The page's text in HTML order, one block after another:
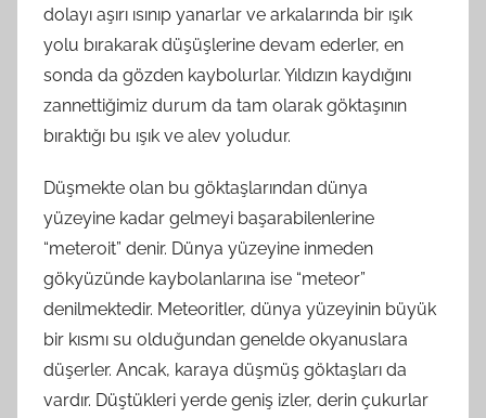
dolayı aşırı ısınıp yanarlar ve arkalarında bir ışık
yolu bırakarak düşüşlerine devam ederler, en
sonda da gözden kaybolurlar. Yıldızın kaydığını
zannettiğimiz durum da tam olarak göktaşının
bıraktığı bu ışık ve alev yoludur.
Düşmekte olan bu göktaşlarından dünya
yüzeyine kadar gelmeyi başarabilenlerine
“meteroit” denir. Dünya yüzeyine inmeden
gökyüzünde kaybolanlarına ise “meteor”
denilmektedir. Meteoritler, dünya yüzeyinin büyük
bir kısmı su olduğundan genelde okyanuslara
düşerler. Ancak, karaya düşmüş göktaşları da
vardır. Düştükleri yerde geniş izler, derin çukurlar